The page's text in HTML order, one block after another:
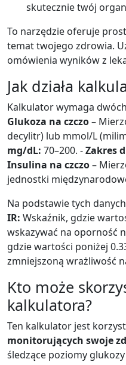
skutecznie twój
To narzędzie oferuje
temat twojego zdrowia.
omówienia wyników z
Jak działa
Kalkulator wymaga
Glukoza na czczo–
decylitr) lub mmol/L
mg/dL: 70–200. -Zakres
Insulina na czczo–
jednostki
Na podstawie tych
IR: Wskaźnik, gdzie
wskazywać na oporność
gdzie wartości poniżej
zmniejszoną wrażliwość
Kto może
kalkulatora?
Ten kalkulator jest
monitorujących swoje
śledzące poziomy